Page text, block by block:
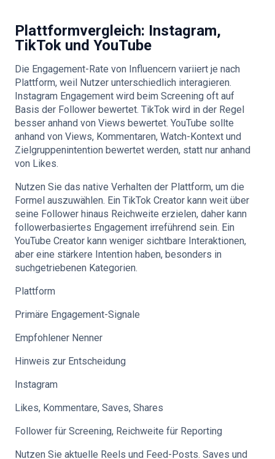
Plattformvergleich: Instagram,
TikTok und YouTube
Die Engagement-Rate von Influencern variiert je nach
Plattform, weil Nutzer unterschiedlich interagieren.
Instagram Engagement wird beim Screening oft auf
Basis der Follower bewertet. TikTok wird in der Regel
besser anhand von Views bewertet. YouTube sollte
anhand von Views, Kommentaren, Watch-Kontext und
Zielgruppenintention bewertet werden, statt nur anhand
von Likes.
Nutzen Sie das native Verhalten der Plattform, um die
Formel auszuwählen. Ein TikTok Creator kann weit über
seine Follower hinaus Reichweite erzielen, daher kann
followerbasiertes Engagement irreführend sein. Ein
YouTube Creator kann weniger sichtbare Interaktionen,
aber eine stärkere Intention haben, besonders in
suchgetriebenen Kategorien.
Plattform
Primäre Engagement-Signale
Empfohlener Nenner
Hinweis zur Entscheidung
Instagram
Likes, Kommentare, Saves, Shares
Follower für Screening, Reichweite für Reporting
Nutzen Sie aktuelle Reels und Feed-Posts. Saves und